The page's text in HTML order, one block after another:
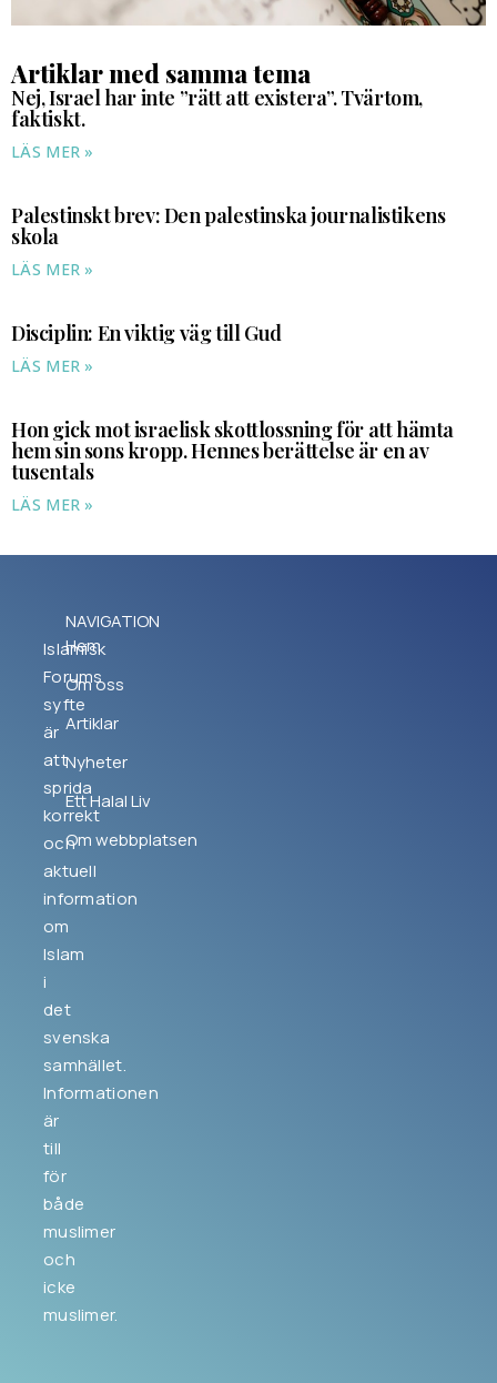
Artiklar med samma tema
Nej, Israel har inte ”rätt att existera”. Tvärtom,
faktiskt.
LÄS MER »
Palestinskt brev: Den palestinska journalistikens
skola
LÄS MER »
Disciplin: En viktig väg till Gud
LÄS MER »
Hon gick mot israelisk skottlossning för att hämta
hem sin sons kropp. Hennes berättelse är en av
tusentals
LÄS MER »
Islamisk
Forums
syfte
är
att
sprida
korrekt
och
aktuell
information
om
Islam
i
det
svenska
samhället.
Informationen
är
till
för
både
muslimer
och
icke
muslimer.
NAVIGATION
Hem
Om oss
Artiklar
Nyheter
Ett Halal Liv
Om webbplatsen